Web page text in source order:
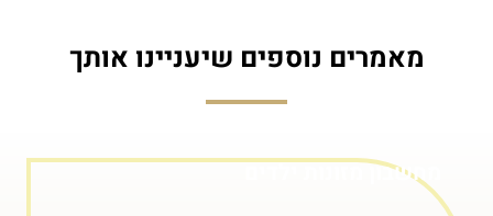
מאמרים נוספים שיעניינו אותך
מחשבון מזונות ילדים